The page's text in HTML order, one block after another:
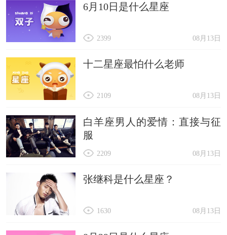
6月10日是什么星座
08月13日
2399
十二星座最怕什么老师
08月13日
2109
白羊座男人的爱情：直接与征
服
08月13日
2209
张继科是什么星座？
08月13日
1630